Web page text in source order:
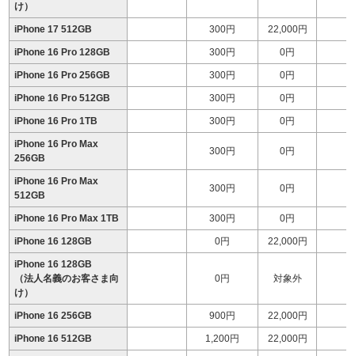
け）
iPhone 17 512GB 300円 22,000円
iPhone 16 Pro 128GB 300円 0円
iPhone 16 Pro 256GB 300円 0円
iPhone 16 Pro 512GB 300円 0円
iPhone 16 Pro 1TB 300円 0円
iPhone 16 Pro Max
256GB
300円 0円
iPhone 16 Pro Max
512GB
300円 0円
iPhone 16 Pro Max 1TB 300円 0円
iPhone 16 128GB 0円 22,000円
iPhone 16 128GB
（法人名義のお客さま向
け）
0円 対象外
iPhone 16 256GB 900円 22,000円
iPhone 16 512GB 1,200円 22,000円